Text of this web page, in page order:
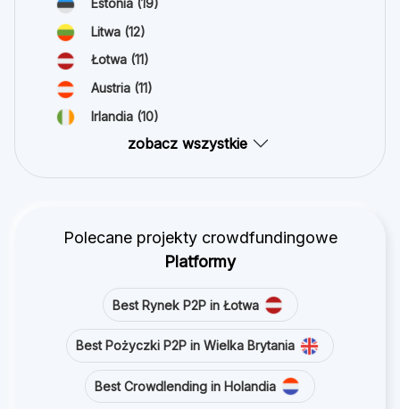
Estonia (19)
Litwa (12)
Łotwa (11)
Austria (11)
Irlandia (10)
zobacz wszystkie
Polecane projekty crowdfundingowe
Platformy
Best Rynek P2P in Łotwa
Best Pożyczki P2P in Wielka Brytania
Best Crowdlending in Holandia